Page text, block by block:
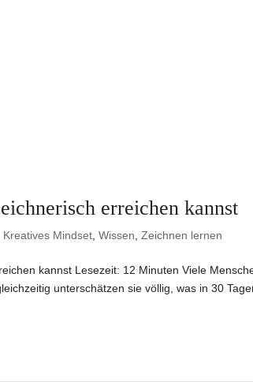
erreichen kannst
Kreatives Mindset ,Wissen ,Zeichnen lernen
kannst Lesezeit: 12 Minuten Viele
unterschätzen sie völlig, was in 30